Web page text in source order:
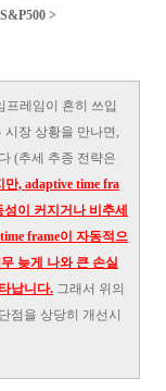
>
프레임이 흔히 쓰입
시장 상황을 만나면,
(추세 추종 전략은
만, adaptive time fra
이 커지거나 비추세
frame이 자동적으
늦게 나와 큰 손실
납니다. 그래서 위의
점을 상당히 개선시